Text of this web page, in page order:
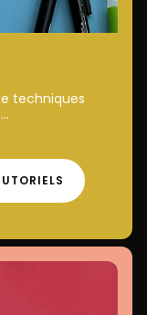
techniques